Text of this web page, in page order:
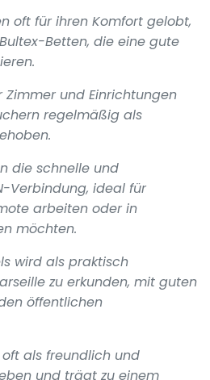
oft für ihren Komfort gelobt,
Betten, die eine gute
Zimmer und Einrichtungen
regelmäßig als
die schnelle und
Verbindung, ideal für
arbeiten oder in
möchten.
wird als praktisch
zu erkunden, mit guten
öffentlichen
als freundlich und
und trägt zu einem